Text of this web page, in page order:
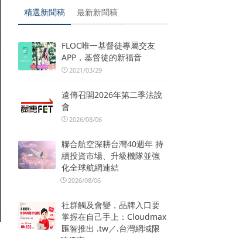
精選新聞稿 最新新聞稿
FLOC唯一基督徒專屬交友
APP，基督徒的新福音
2021/03/29
遠傳召開2026年第二季法說
會
2026/08/06
聯合航空深耕台灣40週年 持
續投資市場、升級機隊並強
化全球航網連結
2026/08/06
社群觸及會變，品牌入口要
掌握在自己手上：Cloudmax
匯智推出 .tw／.台灣網域限